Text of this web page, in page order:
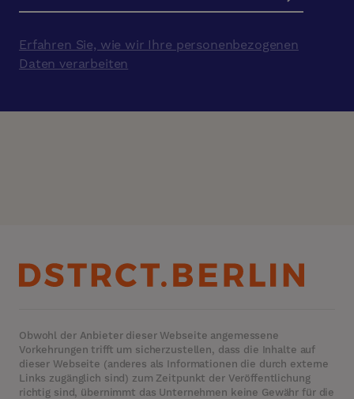
Erfahren Sie, wie wir Ihre personenbezogenen
Daten verarbeiten
Obwohl der Anbieter dieser Webseite angemessene
Vorkehrungen trifft um sicherzustellen, dass die Inhalte auf
dieser Webseite (anderes als Informationen die durch externe
Links zugänglich sind) zum Zeitpunkt der Veröffentlichung
richtig sind, übernimmt das Unternehmen keine Gewähr für die